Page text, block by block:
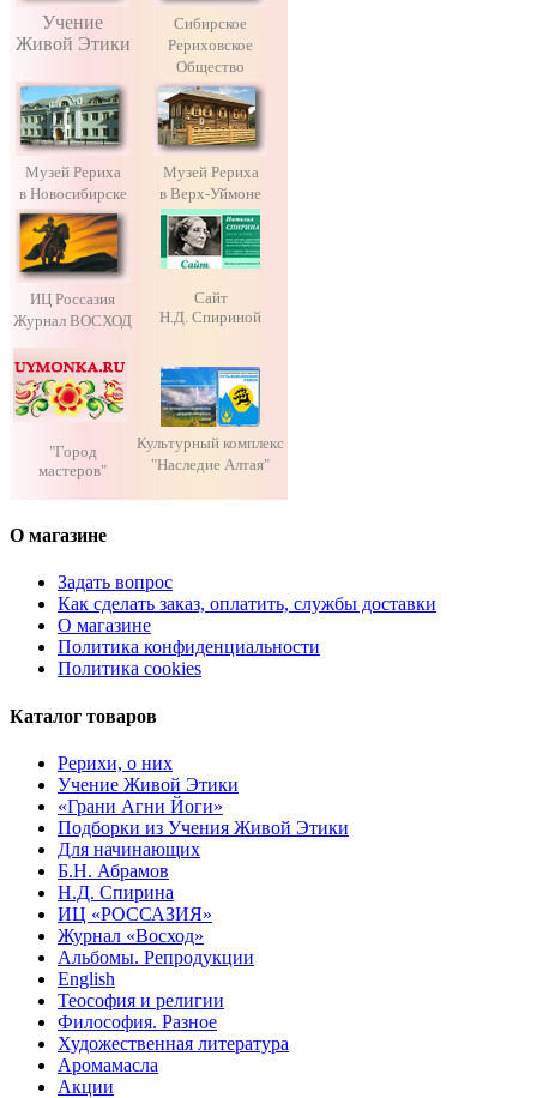
Учение
Живой Этики
Сибирское
Рериховское
Общество
Музей Рериха
в Новосибирске
Музей Рериха
в Верх-Уймоне
ИЦ Россазия
Журнал ВОСХОД
Сайт
Н.Д. Спириной
"Город
мастеров"
Культурный комплекс
"Наследие Алтая"
О магазине
Задать вопрос
Как сделать заказ, оплатить, службы доставки
О магазине
Политика конфиденциальности
Политика cookies
Каталог товаров
Рерихи, о них
Учение Живой Этики
«Грани Агни Йоги»
Подборки из Учения Живой Этики
Для начинающих
Б.Н. Абрамов
Н.Д. Спирина
ИЦ «РОССАЗИЯ»
Журнал «Восход»
Альбомы. Репродукции
English
Теософия и религии
Философия. Разное
Художественная литература
Аромамасла
Акции